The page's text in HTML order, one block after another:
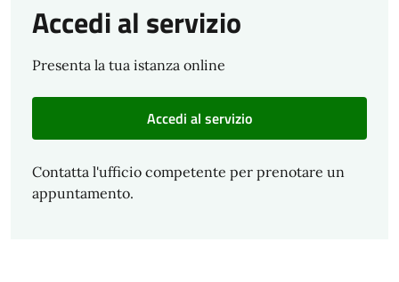
Accedi al servizio
Presenta la tua istanza online
Accedi al servizio
Contatta l'ufficio competente per prenotare un
appuntamento.